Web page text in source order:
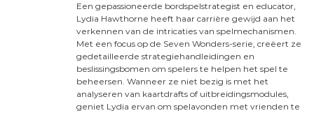
Een gepassioneerde bordspelstrategist en educator,
Lydia Hawthorne heeft haar carrière gewijd aan het
verkennen van de intricaties van spelmechanismen.
Met een focus op de Seven Wonders-serie, creëert ze
gedetailleerde strategiehandleidingen en
beslissingsbomen om spelers te helpen het spel te
beheersen. Wanneer ze niet bezig is met het
analyseren van kaartdrafts of uitbreidingsmodules,
geniet Lydia ervan om spelavonden met vrienden te